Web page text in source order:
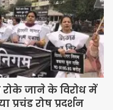
प्रतिशत कम पर मोदी
विकास में मोदी सरकार ने
में अभूतपूर्व काम किया है।
जाने के विरोध में
प्रचंड रोष प्रदर्शन